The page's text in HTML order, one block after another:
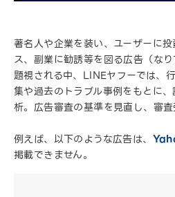
著名人や企業を装い、ユーザーに
ス、副業に勧誘等を図る広告（な
題視される中、LINEヤフーでは、
集や過去のトラブル事例をもとに
析。広告審査の基準を見直し、審査
例えば、以下のような広告は、
掲載できません。